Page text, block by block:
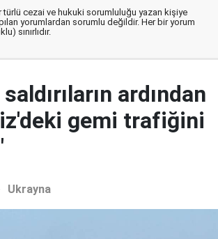
türlü cezai ve hukuki sorumluluğu yazan kişiye
yorumlardan sorumlu değildir. Her bir yorum
sınırlıdır.
ardından
gemi trafiğini
Ukrayna